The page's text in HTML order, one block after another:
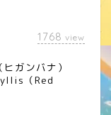
1768 view
ヒガンバナ）
（Red